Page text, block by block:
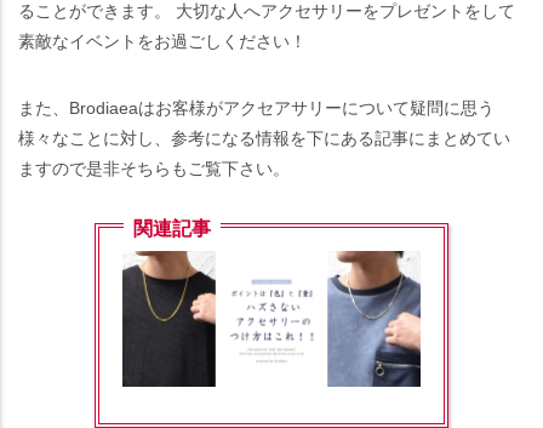
ることができます。 大切な人へアクセサリーをプレゼントをして
素敵なイベントをお過ごしください！
また、Brodiaeaはお客様がアクセアサリーについて疑問に思う
様々なことに対し、参考になる情報を下にある記事にまとめてい
ますので是非そちらもご覧下さい。
関連記事